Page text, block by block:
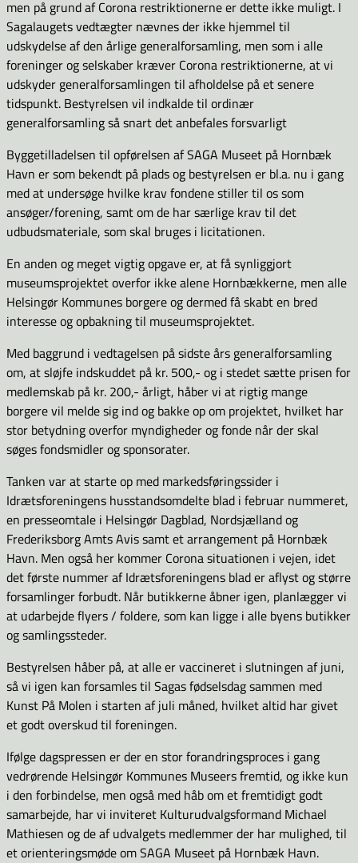
men på grund af Corona restriktionerne er dette ikke muligt. I
Sagalaugets vedtægter nævnes der ikke hjemmel til
udskydelse af den årlige generalforsamling, men som i alle
foreninger og selskaber kræver Corona restriktionerne, at vi
udskyder generalforsamlingen til afholdelse på et senere
tidspunkt. Bestyrelsen vil indkalde til ordinær
generalforsamling så snart det anbefales forsvarligt
Byggetilladelsen til opførelsen af SAGA Museet på Hornbæk
Havn er som bekendt på plads og bestyrelsen er bl.a. nu i gang
med at undersøge hvilke krav fondene stiller til os som
ansøger/forening, samt om de har særlige krav til det
udbudsmateriale, som skal bruges i licitationen.
En anden og meget vigtig opgave er, at få synliggjort
museumsprojektet overfor ikke alene Hornbækkerne, men alle
Helsingør Kommunes borgere og dermed få skabt en bred
interesse og opbakning til museumsprojektet.
Med baggrund i vedtagelsen på sidste års generalforsamling
om, at sløjfe indskuddet på kr. 500,- og i stedet sætte prisen for
medlemskab på kr. 200,- årligt, håber vi at rigtig mange
borgere vil melde sig ind og bakke op om projektet, hvilket har
stor betydning overfor myndigheder og fonde når der skal
søges fondsmidler og sponsorater.
Tanken var at starte op med markedsføringssider i
Idrætsforeningens husstandsomdelte blad i februar nummeret,
en presseomtale i Helsingør Dagblad, Nordsjælland og
Frederiksborg Amts Avis samt et arrangement på Hornbæk
Havn. Men også her kommer Corona situationen i vejen, idet
det første nummer af Idrætsforeningens blad er aflyst og større
forsamlinger forbudt. Når butikkerne åbner igen, planlægger vi
at udarbejde flyers / foldere, som kan ligge i alle byens butikker
og samlingssteder.
Bestyrelsen håber på, at alle er vaccineret i slutningen af juni,
så vi igen kan forsamles til Sagas fødselsdag sammen med
Kunst På Molen i starten af juli måned, hvilket altid har givet
et godt overskud til foreningen.
Ifølge dagspressen er der en stor forandringsproces i gang
vedrørende Helsingør Kommunes Museers fremtid, og ikke kun
i den forbindelse, men også med håb om et fremtidigt godt
samarbejde, har vi inviteret Kulturudvalgsformand Michael
Mathiesen og de af udvalgets medlemmer der har mulighed, til
et orienteringsmøde om SAGA Museet på Hornbæk Havn.